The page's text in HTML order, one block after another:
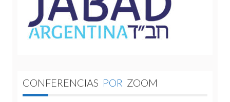
CONFERENCIAS POR ZOOM